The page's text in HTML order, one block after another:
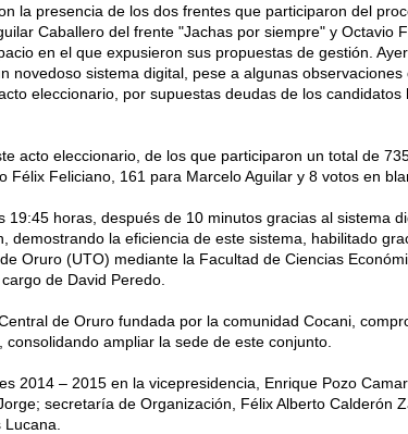
la presencia de los dos frentes que participaron del
Caballero del frente "Jachas por siempre" y Octavio
en el que expusieron sus propuestas de gestión.
novedoso sistema digital, pese a algunas observaciones
eleccionario, por supuestas deudas de los candidatos
acto eleccionario, de los que participaron un total de
Félix Feliciano, 161 para Marcelo Aguilar y 8 votos en
19:45 horas, después de 10 minutos gracias al sistema
demostrando la eficiencia de este sistema, habilitado
Oruro (UTO) mediante la Facultad de Ciencias
de David Peredo.
de Oruro fundada por la comunidad Cocani,
ampliar la sede de este conjunto.
2014 – 2015 en la vicepresidencia, Enrique Pozo
secretaría de Organización, Félix Alberto Calderón